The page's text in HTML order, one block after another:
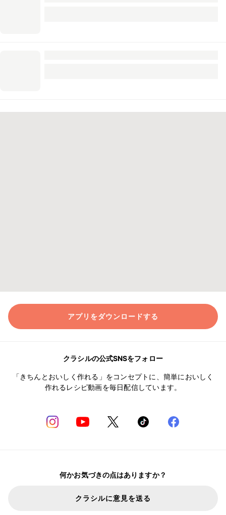
アプリをダウンロードする
クラシルの公式SNSをフォロー
「きちんとおいしく作れる」をコンセプトに、簡単においしく
作れるレシピ動画を毎日配信しています。
何かお気づきの点はありますか？
クラシルに意見を送る